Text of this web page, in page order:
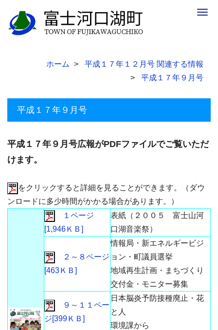
ホーム
平成１７年１２月号 関連する情報
平成１７年９月号
平成１７年９月号
平成１７年９月号広報がPDFファイルでご覧いただ
けます。
をクリックすると詳細を見ることができます。（ダウ
ンロードに多少時間がかかる場合があります。）
１ページ
[1,946ＫＢ]
表紙（２００５ 富士山河
口湖音楽祭）
２～８ページ
[463ＫＢ]
情報局・新エネルギービジ
ョン・町議員選挙
地域再生計画・まちづくり
交付金・モニター募集
９～１１ペー
ジ[399ＫＢ]
日本脳炎予防接種廃止・花
と人
環境課から